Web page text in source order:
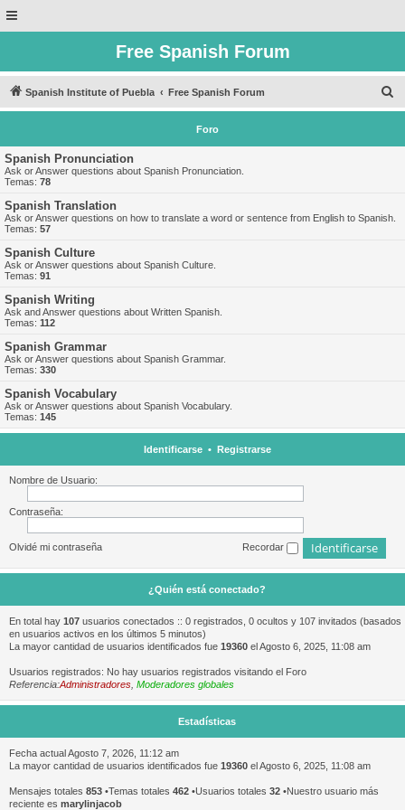
Free Spanish Forum
Spanish Institute of Puebla Free Spanish Forum
u
Foro
Spanish Pronunciation
Ask or Answer questions about Spanish Pronunciation.
Temas: 78
Spanish Translation
Ask or Answer questions on how to translate a word or sentence from English to Spanish.
Temas: 57
Spanish Culture
Ask or Answer questions about Spanish Culture.
Temas: 91
Spanish Writing
Ask and Answer questions about Written Spanish.
Temas: 112
Spanish Grammar
Ask or Answer questions about Spanish Grammar.
Temas: 330
Spanish Vocabulary
Ask or Answer questions about Spanish Vocabulary.
Temas: 145
Identificarse• Registrarse
Nombre de Usuario:
Contraseña:
Olvidé mi contraseña Recordar
¿Quién está conectado?
En total hay 107 usuarios conectados :: 0 registrados, 0 ocultos y 107 invitados (basados
en usuarios activos en los últimos 5 minutos)
La mayor cantidad de usuarios identificados fue 19360 el Agosto 6, 2025, 11:08 am
Usuarios registrados: No hay usuarios registrados visitando el Foro
Referencia:Administradores Moderadores globales
Estadísticas
Fecha actual Agosto 7, 2026, 11:12 am
La mayor cantidad de usuarios identificados fue 19360 el Agosto 6, 2025, 11:08 am
Mensajes totales 853 •Temas totales 462 •Usuarios totales 32 •Nuestro usuario más
reciente es marylinjacob